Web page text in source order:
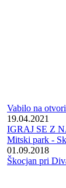
Vabilo na
19.04.2021
IGRAJ SE Z
Mitski park -
01.09.2018
Škocjan pri